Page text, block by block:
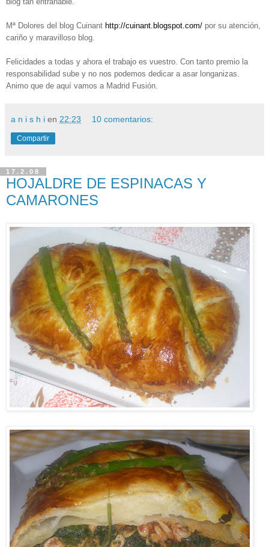
Mª Dolores del blog Cuinant http://cuinant.blogspot.com/ por su atención,
cariño y maravilloso blog.
Felicidades a todas y ahora el trabajo es vuestro. Con tanto premio la
responsabilidad sube y no nos podemos dedicar a asar longanizas.
Animo que de aquí vamos a Madrid Fusión.
a n i s h i en 22:23 10 comentarios:
Compartir
17.2.08
HOJALDRE DE ESPINACAS Y
CAMARONES